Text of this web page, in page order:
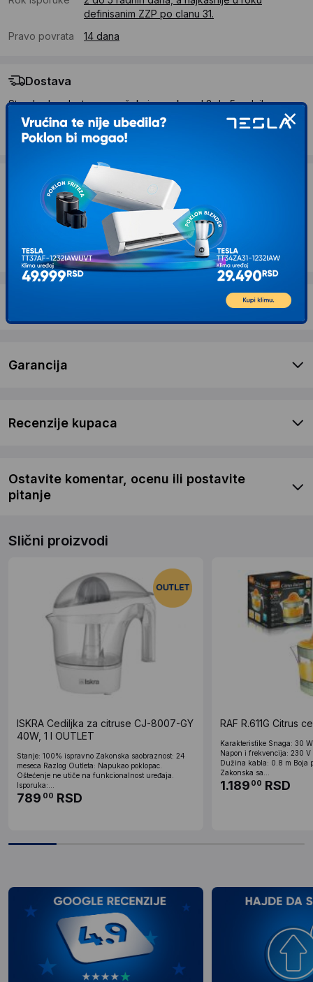
definisanim ZZP po clanu 31.
Pravo povrata
14 dana
Dostava
Standardna dostava se očekuje u roku od 2 do 5 radnih
dana
Troskovi dostave 490 RSD
Želite li ponudu za firmu?
Kontaktirajte nas
Opis proizvoda GORENJE CJ100HE
Garancija
Recenzije kupaca
Ostavite komentar, ocenu ili postavite
pitanje
Slični proizvodi
ISKRA Cediljka za citruse CJ-8007-GY
40W, 1 l OUTLET
Stanje: 100% ispravno Zakonska saobraznost: 24
meseca Razlog Outleta: Napukao poklopac.
Oštećenje ne utiče na funkcionalnost uređaja.
Isporuka:...
789 00 RSD
RAF R.611G Citrus
Karakteristike Snaga: 30
Napon i frekvencija: 230
Dužina kabla: 0.8 m Boja
Zakonska sa...
1.189 00 RSD